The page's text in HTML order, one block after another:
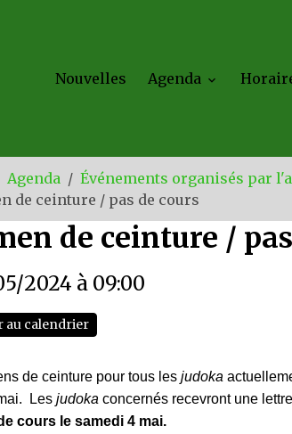
Nouvelles Agenda
Agenda
Événements organisés par
de ceinture / pas de cours
de ceinture /
2024 à 09:00
au calendrier
de ceinture pour tous les judoka
Lesjudoka concernés recevront une
cours le samedi 4 mai.